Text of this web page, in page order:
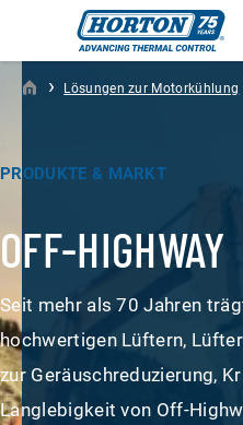
› Lösungen zur Motorkühlung
PRODUKTE & MARKT
OFF-HIGHWAY
Seit mehr als 70 Jahren
hochwertigen Lüftern,
zur Geräuschreduzierung,
Langlebigkeit von Off-